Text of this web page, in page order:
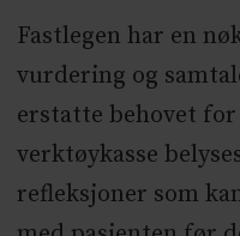
Fastlegen har en
vurdering og
erstatte behovet
verktøykasse
refleksjoner som